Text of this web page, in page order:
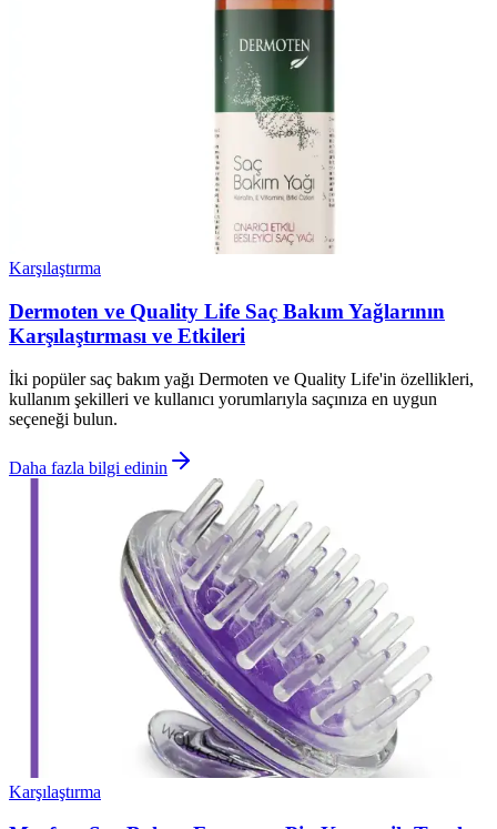
Karşılaştırma
Dermoten ve Quality Life Saç Bakım Yağlarının
Karşılaştırması ve Etkileri
İki popüler saç bakım yağı Dermoten ve Quality Life'in özellikleri,
kullanım şekilleri ve kullanıcı yorumlarıyla saçınıza en uygun
seçeneği bulun.
Daha fazla bilgi edinin
Karşılaştırma